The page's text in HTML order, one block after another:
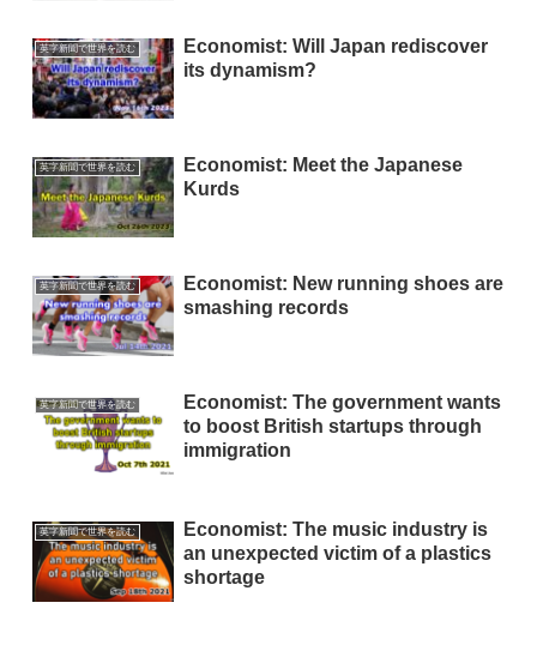
英字新聞で世界を読む
Economist: Will Japan rediscover
its dynamism?
英字新聞で世界を読む
Economist: Meet the Japanese
Kurds
英字新聞で世界を読む
Economist: New running shoes are
smashing records
英字新聞で世界を読む
Economist: The government wants
to boost British startups through
immigration
英字新聞で世界を読む
Economist: The music industry is
an unexpected victim of a plastics
shortage